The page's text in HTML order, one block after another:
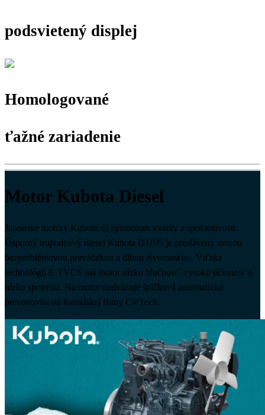
podsvietený displej
Homologované
ťažné zariadenie
Motor Kubota Diesel
Japonské motory Kubota sú symbolom kvality a spoľahlivosti.
Úsporný trojvalcový diesel Kubota D1105 je preslávený svojou
bezproblémovou prevádzkou a dlhou životnosťou. Vďaka
technológii E-TVCS má motor nízku hlučnosť, vysokú účinnosť a
nízku spotrebu. Na motor nadväzuje špičková automatická
prevodovka od kanadskej firmy CVTech.